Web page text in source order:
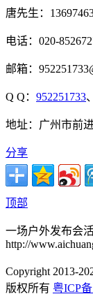
唐先生：
电话：020-
邮箱：
Q Q： 952251733、
地址：广州市前
分享
顶部
一场户外发布会
http://
Copyright 2013-
版权所有 粤ICP